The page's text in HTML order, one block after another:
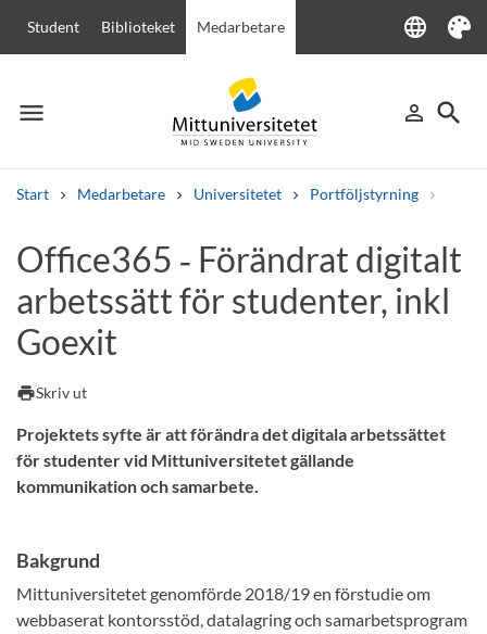
Student Biblioteket Medarbetare language
Language
Tema
menu
Meny person_outline
Logga in
search
Sök
Start Medarbetare Universitetet Portföljstyrning
Andra söktjänster
Kurser och programKursplaner VälkomstbrevPersonal
Lediga jobb
Office365 ‑ Förändrat digitalt
arbetssätt för studenter, inkl
Goexit
printSkriv ut
Projektets syfte är att förändra det digitala arbetssättet
för studenter vid Mittuniversitetet gällande
kommunikation och samarbete.
Bakgrund
Mittuniversitetet genomförde 2018/19 en förstudie om
webbaserat kontorsstöd, datalagring och samarbetsprogram